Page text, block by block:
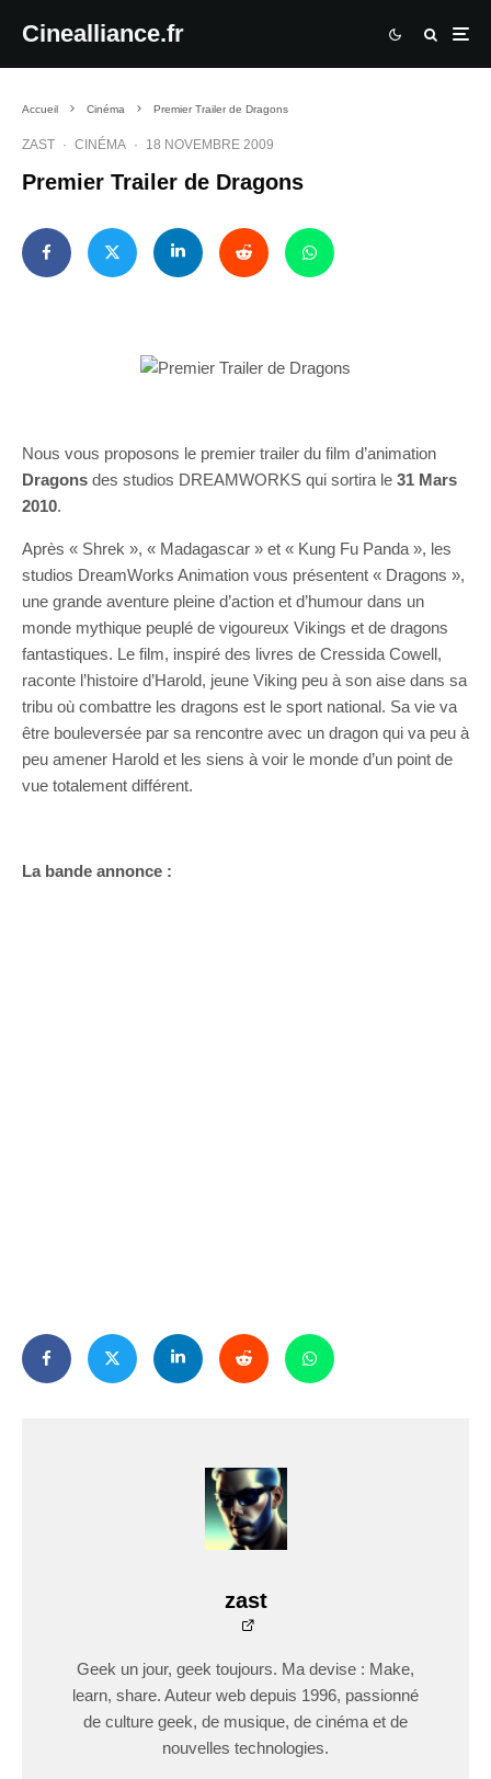
Cinealliance.fr
Accueil Cinéma Premier Trailer de Dragons
ZAST · CINÉMA · 18 NOVEMBRE 2009
Premier Trailer de Dragons
Nous vous proposons le premier trailer du film d’animation
Dragons des studios DREAMWORKS qui sortira le 31 Mars
2010.
Après « Shrek », « Madagascar » et « Kung Fu Panda », les
studios DreamWorks Animation vous présentent « Dragons »,
une grande aventure pleine d’action et d’humour dans un
monde mythique peuplé de vigoureux Vikings et de dragons
fantastiques. Le film, inspiré des livres de Cressida Cowell,
raconte l’histoire d’Harold, jeune Viking peu à son aise dans sa
tribu où combattre les dragons est le sport national. Sa vie va
être bouleversée par sa rencontre avec un dragon qui va peu à
peu amener Harold et les siens à voir le monde d’un point de
vue totalement différent.
La bande annonce :
zast
Geek un jour, geek toujours. Ma devise : Make,
learn, share. Auteur web depuis 1996, passionné
de culture geek, de musique, de cinéma et de
nouvelles technologies.